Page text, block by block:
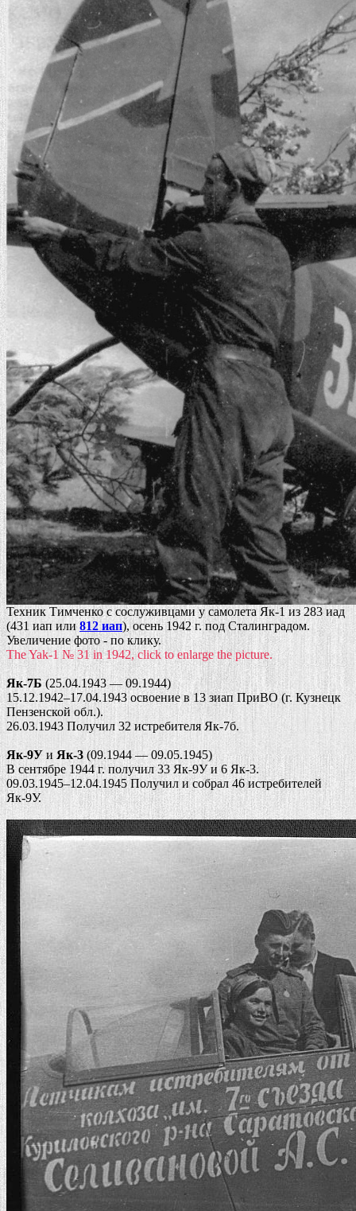
Техник Тимченко с сослуживцами у самолета Як-1 из 283 иад
(431 иап или812 иап), осень 1942 г. под Сталинградом.
Увеличение фото - по клику.
The Yak-1 № 31 in 1942, click to enlarge the picture.
Як-7Б(25.04.1943 — 09.1944)
15.12.1942–17.04.1943 освоение в 13 зиап ПриВО (г. Кузнецк
Пензенской обл.).
26.03.1943 Получил 32 истребителя Як-7б.
Як-9У и Як-3 (09.1944 — 09.05.1945)
В сентябре 1944 г. получил 33 Як-9У и 6 Як-3.
09.03.1945–12.04.1945 Получил и собрал 46 истребителей
Як-9У.